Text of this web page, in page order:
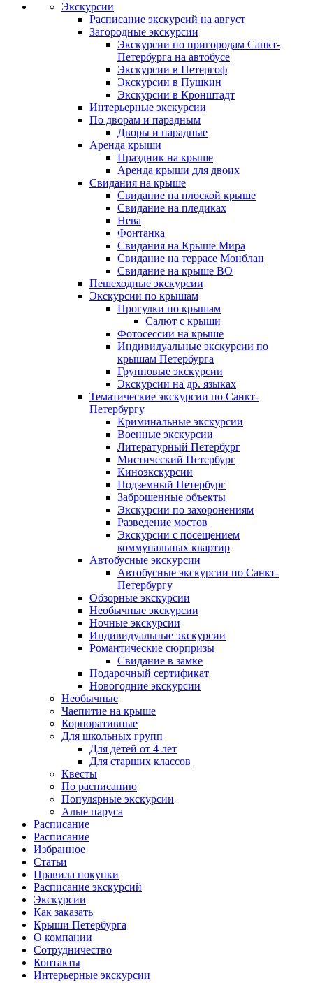
Экскурсии
Расписание экскурсий на август
Загородные экскурсии
Экскурсии по пригородам Санкт-
Петербурга на автобусе
Экскурсии в Петергоф
Экскурсии в Пушкин
Экскурсии в Кронштадт
Интерьерные экскурсии
По дворам и парадным
Дворы и парадные
Аренда крыши
Праздник на крыше
Аренда крыши для двоих
Свидания на крыше
Свидание на плоской крыше
Свидание на пледиках
Нева
Фонтанка
Свидания на Крыше Мира
Свидание на террасе Монблан
Свидание на крыше ВО
Пешеходные экскурсии
Экскурсии по крышам
Прогулки по крышам
Салют с крыши
Фотосессии на крыше
Индивидуальные экскурсии по
крышам Петербурга
Групповые экскурсии
Экскурсии на др. языках
Тематические экскурсии по Санкт-
Петербургу
Криминальные экскурсии
Военные экскурсии
Литературный Петербург
Мистический Петербург
Киноэкскурсии
Подземный Петербург
Заброшенные объекты
Экскурсии по захоронениям
Разведение мостов
Экскурсии с посещением
коммунальных квартир
Автобусные экскурсии
Автобусные экскурсии по Санкт-
Петербургу
Обзорные экскурсии
Необычные экскурсии
Ночные экскурсии
Индивидуальные экскурсии
Романтические сюрпризы
Свидание в замке
Подарочный сертификат
Новогодние экскурсии
Необычные
Чаепитие на крыше
Корпоративные
Для школьных групп
Для детей от 4 лет
Для старших классов
Квесты
По расписанию
Популярные экскурсии
Алые паруса
Расписание
Расписание
Избранное
Статьи
Правила покупки
Расписание экскурсий
Экскурсии
Как заказать
Крыши Петербурга
О компании
Сотрудничество
Контакты
Интерьерные экскурсии